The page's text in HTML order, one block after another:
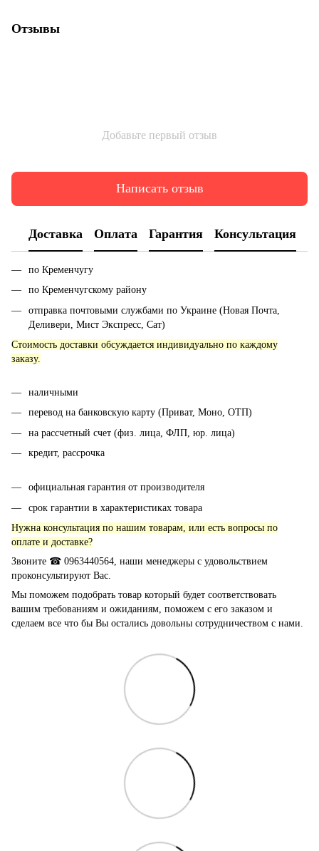
Отзывы
Добавьте первый отзыв
Написать отзыв
Доставка Оплата Гарантия Консультация
по Кременчугу
по Кременчугскому району
отправка почтовыми службами по Украине (Новая Почта,
Деливери, Мист Экспресс, Сат)
Стоимость доставки обсуждается индивидуально по каждому
заказу.
наличными
перевод на банковскую карту (Приват, Моно, ОТП)
на рассчетный счет (физ. лица, ФЛП, юр. лица)
кредит, рассрочка
официальная гарантия от производителя
срок гарантии в характеристиках товара
Нужна консультация по нашим товарам, или есть вопросы по
оплате и доставке?
Звоните ☎ 0963440564, наши менеджеры с удовольствием
проконсультируют Вас.
Мы поможем подобрать товар который будет соответствовать
вашим требованиям и ожиданиям, поможем с его заказом и
сделаем все что бы Вы остались довольны сотрудничеством с нами.